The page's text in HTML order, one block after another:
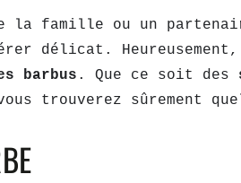
la famille ou un
délicat.
barbus . Que ce soit des
trouverez sûrement